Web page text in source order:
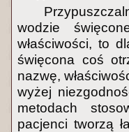
wodzie
właściwości, to
święcona coś
nazwę,
wyżej
metodach
pacjenci tworzą